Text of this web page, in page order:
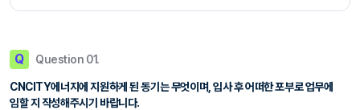
Q Question 01.
CNCITY에너지에 지원하게 된 동기는 무엇이며, 입사 후 어떠한 포부로 업무에
임할 지 작성해주시기 바랍니다.